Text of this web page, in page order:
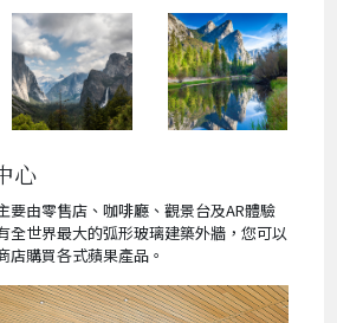
心
要由零售店、咖啡廳、觀景台及AR體驗
全世界最大的弧形玻璃建築外牆，您可以
店購買各式蘋果產品。